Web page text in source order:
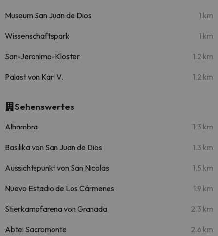
Museum San Juan de Dios 1 km
Wissenschaftspark 1 km
San-Jeronimo-Kloster 1.2 km
Palast von Karl V. 1.2 km
Sehenswertes
Alhambra 1.3 km
Basilika von San Juan de Dios 1.3 km
Aussichtspunkt von San Nicolas 1.5 km
Nuevo Estadio de Los Cármenes 1.9 km
Stierkampfarena von Granada 2.3 km
Abtei Sacromonte 2.6 km